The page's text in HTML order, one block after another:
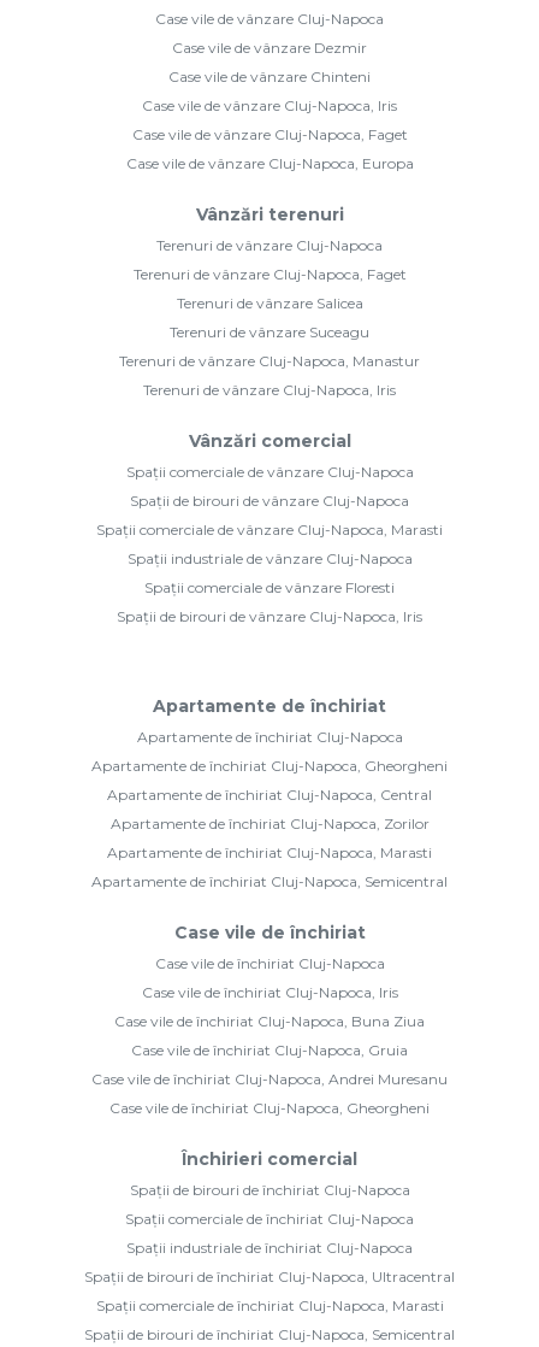
Case vile de vânzare Cluj-Napoca
Case vile de vânzare Dezmir
Case vile de vânzare Chinteni
Case vile de vânzare Cluj-Napoca, Iris
Case vile de vânzare Cluj-Napoca, Faget
Case vile de vânzare Cluj-Napoca, Europa
Vânzări terenuri
Terenuri de vânzare Cluj-Napoca
Terenuri de vânzare Cluj-Napoca, Faget
Terenuri de vânzare Salicea
Terenuri de vânzare Suceagu
Terenuri de vânzare Cluj-Napoca, Manastur
Terenuri de vânzare Cluj-Napoca, Iris
Vânzări comercial
Spații comerciale de vânzare Cluj-Napoca
Spații de birouri de vânzare Cluj-Napoca
Spații comerciale de vânzare Cluj-Napoca, Marasti
Spații industriale de vânzare Cluj-Napoca
Spații comerciale de vânzare Floresti
Spații de birouri de vânzare Cluj-Napoca, Iris
Apartamente de închiriat
Apartamente de închiriat Cluj-Napoca
Apartamente de închiriat Cluj-Napoca, Gheorgheni
Apartamente de închiriat Cluj-Napoca, Central
Apartamente de închiriat Cluj-Napoca, Zorilor
Apartamente de închiriat Cluj-Napoca, Marasti
Apartamente de închiriat Cluj-Napoca, Semicentral
Case vile de închiriat
Case vile de închiriat Cluj-Napoca
Case vile de închiriat Cluj-Napoca, Iris
Case vile de închiriat Cluj-Napoca, Buna Ziua
Case vile de închiriat Cluj-Napoca, Gruia
Case vile de închiriat Cluj-Napoca, Andrei Muresanu
Case vile de închiriat Cluj-Napoca, Gheorgheni
Închirieri comercial
Spații de birouri de închiriat Cluj-Napoca
Spații comerciale de închiriat Cluj-Napoca
Spații industriale de închiriat Cluj-Napoca
Spații de birouri de închiriat Cluj-Napoca, Ultracentral
Spații comerciale de închiriat Cluj-Napoca, Marasti
Spații de birouri de închiriat Cluj-Napoca, Semicentral